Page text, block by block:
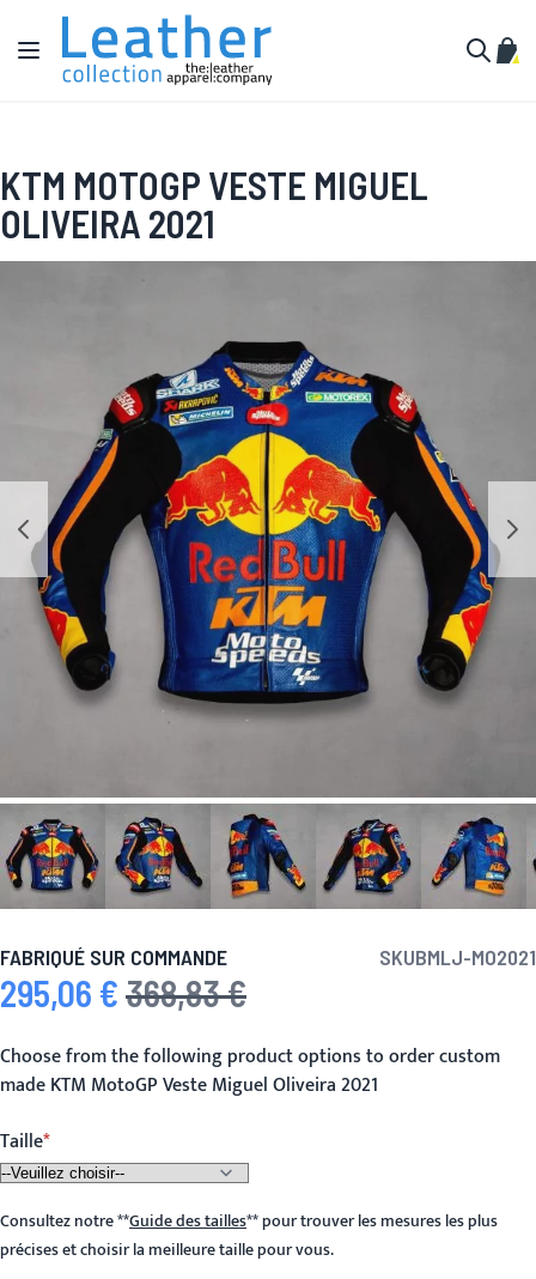
Aller au contenu
Affichage navigation
KTM MOTOGP VESTE MIGUEL
OLIVEIRA 2021
FABRIQUÉ SUR COMMANDE SKUBMLJ-MO2021
Prix spécial
295,06 € Prix normal
368,83 €
Choose from the following product options to order custom
made KTM MotoGP Veste Miguel Oliveira 2021
Taille
Consultez notre**Guide des tailles**pour trouver les mesures les plus
précises et choisir la meilleure taille pour vous.